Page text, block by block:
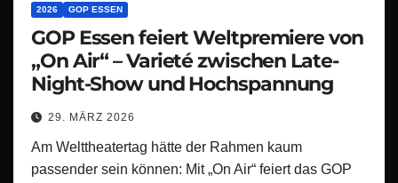
2026 GOP ESSEN
GOP Essen feiert Weltpremiere von
„On Air“ – Varieté zwischen Late-
Night-Show und Hochspannung
29. MÄRZ 2026
Am Welttheatertag hätte der Rahmen kaum
passender sein können: Mit „On Air“ feiert das GOP